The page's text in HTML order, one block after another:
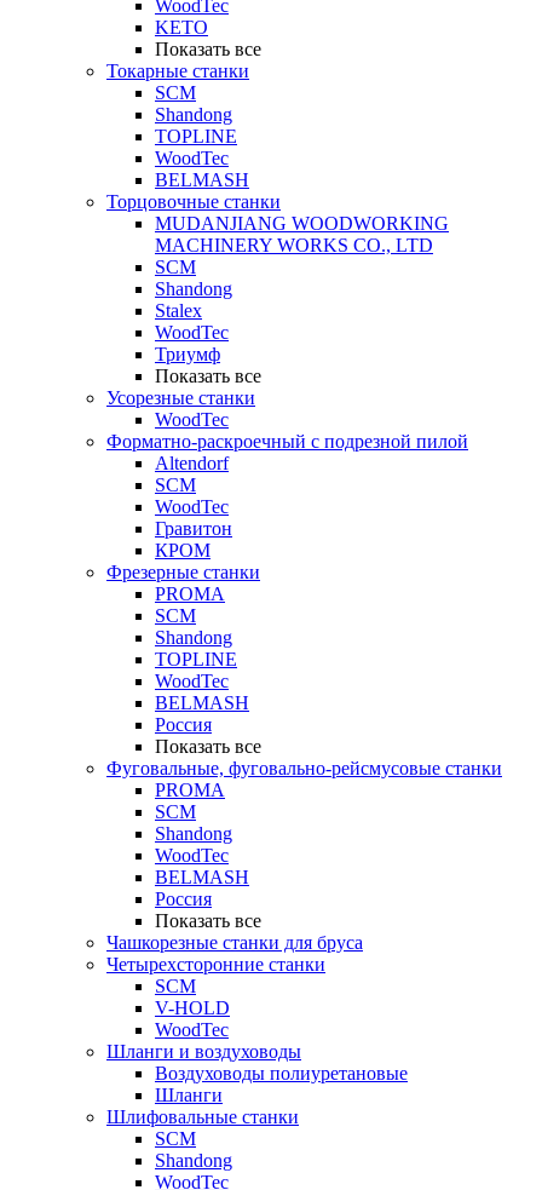
WoodTec
KETO
Показать все
Токарные станки
SCM
Shandong
TOPLINE
WoodTec
BELMASH
Торцовочные станки
MUDANJIANG WOODWORKING
MACHINERY WORKS CO., LTD
SCM
Shandong
Stalex
WoodTec
Триумф
Показать все
Усорезные станки
WoodTec
Форматно-раскроечный с подрезной пилой
Altendorf
SCM
WoodTec
Гравитон
КРОМ
Фрезерные станки
PROMA
SCM
Shandong
TOPLINE
WoodTec
BELMASH
Россия
Показать все
Фуговальные, фуговально-рейсмусовые станки
PROMA
SCM
Shandong
WoodTec
BELMASH
Россия
Показать все
Чашкорезные станки для бруса
Четырехсторонние станки
SCM
V-HOLD
WoodTec
Шланги и воздуховоды
Воздуховоды полиуретановые
Шланги
Шлифовальные станки
SCM
Shandong
WoodTec